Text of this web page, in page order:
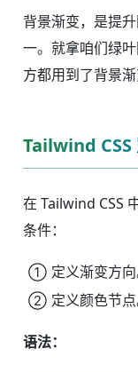
背景渐变，是提
一。就拿咱们绿
方都用到了背景渐
Tailwind CSS
在 Tailwind CSS
条件：
定义渐变方向
定义颜色节点
语法：